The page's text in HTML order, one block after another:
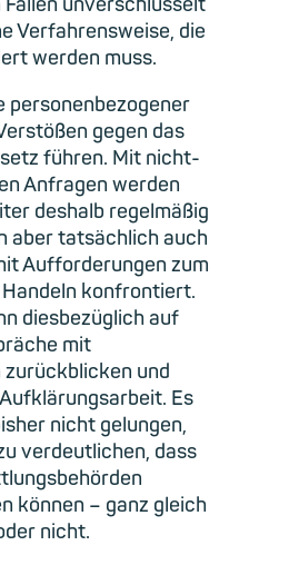
Verfahrensweise, die
werden muss.
personenbezogener
gegen das
führen. Mit nicht-
Anfragen werden
deshalb regelmäßig
aber tatsächlich auch
Aufforderungen zum
konfrontiert.
diesbezüglich auf
mit
und
Es
nicht gelungen,
verdeutlichen, dass
können – ganz gleich
nicht.